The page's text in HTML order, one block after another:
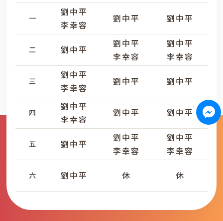
一
二
三
四
五
六
劉中平
李幸容
劉中平
劉中平
李幸容
劉中平
李幸容
劉中平
劉中平
劉中平
劉中平
李幸容
劉中平
劉中平
劉中平
李幸容
休
劉中平
劉中平
李幸容
劉中平
劉中平
劉中平
李幸容
休